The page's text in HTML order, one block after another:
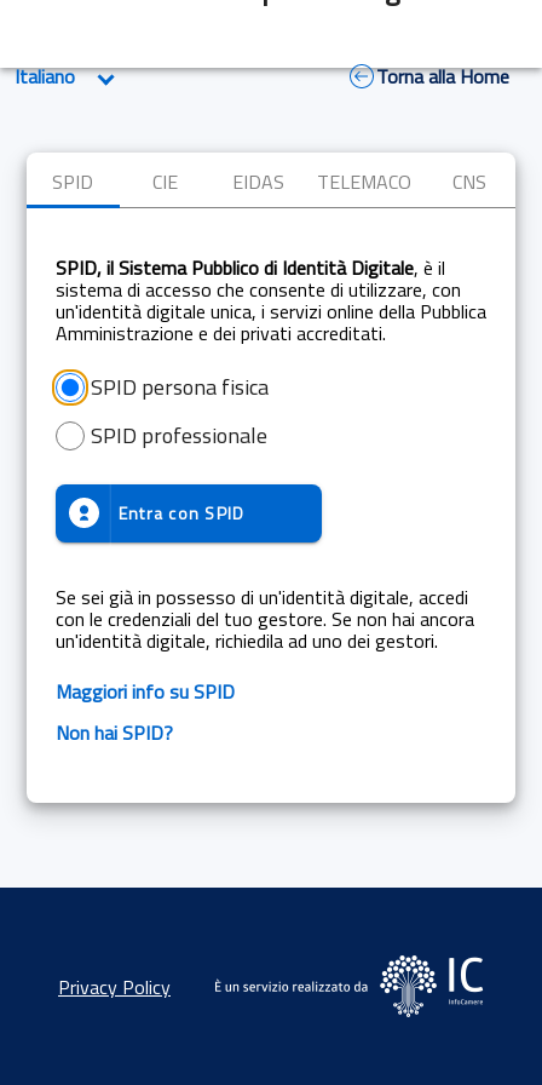
Torna alla Home
SPID CIE EIDAS TELEMACO CNS
SPID, il Sistema Pubblico di Identità Digitale, è il
sistema di accesso che consente di utilizzare, con
un'identità digitale unica, i servizi online della Pubblica
Amministrazione e dei privati accreditati.
SPID persona fisica
SPID professionale
Entra con SPID
Se sei già in possesso di un'identità digitale, accedi
con le credenziali del tuo gestore. Se non hai ancora
un'identità digitale, richiedila ad uno dei gestori.
Maggiori info su SPID
Non hai SPID?
Privacy Policy